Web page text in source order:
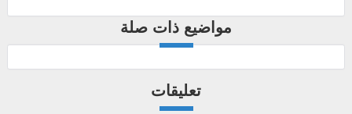
مواضيع ذات صلة
تعليقات